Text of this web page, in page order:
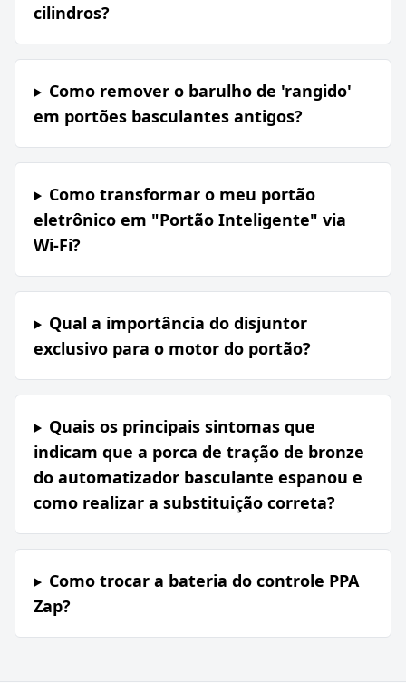
cilindros?
Como remover o barulho de 'rangido'
em portões basculantes antigos?
Como transformar o meu portão
eletrônico em "Portão Inteligente" via
Wi-Fi?
Qual a importância do disjuntor
exclusivo para o motor do portão?
Quais os principais sintomas que
indicam que a porca de tração de bronze
do automatizador basculante espanou e
como realizar a substituição correta?
Como trocar a bateria do controle PPA
Zap?